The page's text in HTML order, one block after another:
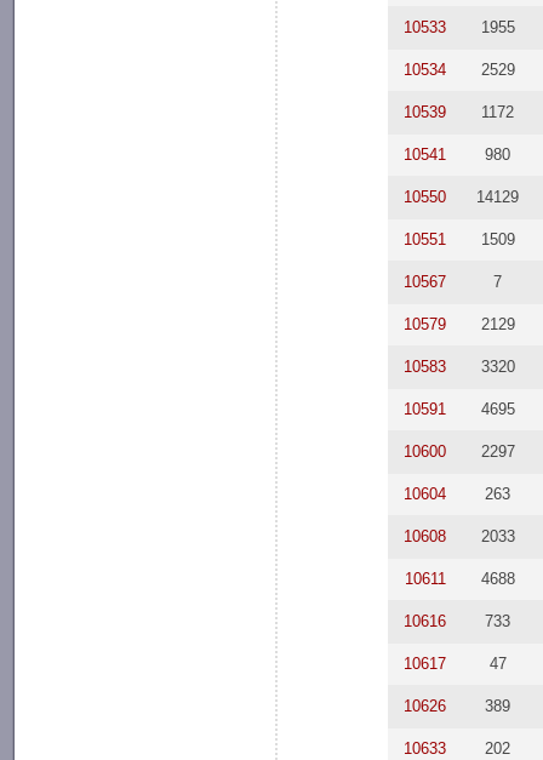
10533 1955
10534 2529
10539 1172
10541 980
10550 14129
10551 1509
10567 7
10579 2129
10583 3320
10591 4695
10600 2297
10604 263
10608 2033
10611 4688
10616 733
10617 47
10626 389
10633 202